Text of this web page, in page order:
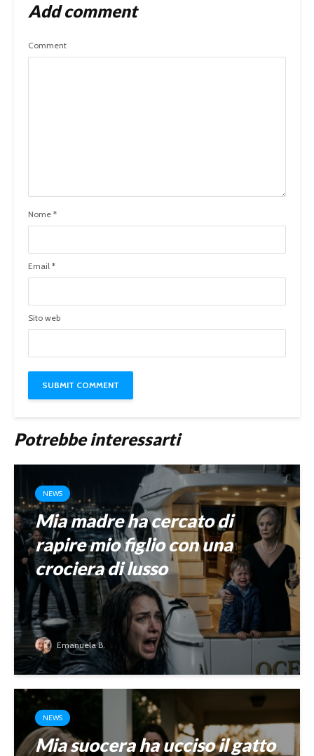
Add comment
Comment
Nome *
Email *
Sito web
Potrebbe interessarti
NEWS
Mia madre ha cercato di
rapire mio figlio con una
crociera di lusso
Emanuela B.
NEWS
Mia suocera ha ucciso il gatto